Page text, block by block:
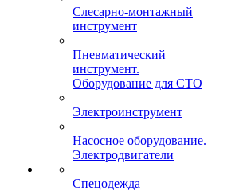
Слесарно-монтажный
инструмент
Пневматический
инструмент.
Оборудование для СТО
Электроинструмент
Насосное оборудование.
Электродвигатели
Спецодежда